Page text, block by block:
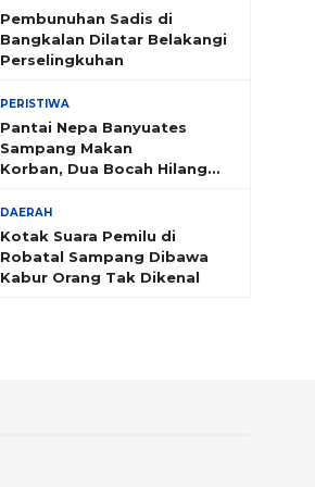
Pembunuhan Sadis di
Bangkalan Dilatar Belakangi
Perselingkuhan
PERISTIWA
Pantai Nepa Banyuates
Sampang Makan
Korban, Dua Bocah Hilang
DAERAH
Kotak Suara Pemilu di
Robatal Sampang Dibawa
Kabur Orang Tak Dikenal